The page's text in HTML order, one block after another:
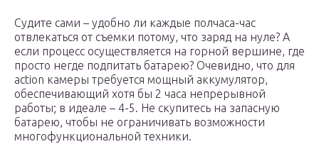
Судите сами – удобно ли каждые полчаса-час
отвлекаться от съемки потому, что заряд на нуле? А
если процесс осуществляется на горной вершине, где
просто негде подпитать батарею? Очевидно, что для
action камеры требуется мощный аккумулятор,
обеспечивающий хотя бы 2 часа непрерывной
работы; в идеале – 4-5. Не скупитесь на запасную
батарею, чтобы не ограничивать возможности
многофункциональной техники.